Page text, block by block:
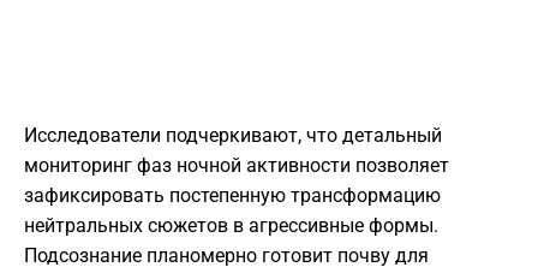
Исследователи подчеркивают, что детальный
мониторинг фаз ночной активности позволяет
зафиксировать постепенную трансформацию
нейтральных сюжетов в агрессивные формы.
Подсознание планомерно готовит почву для